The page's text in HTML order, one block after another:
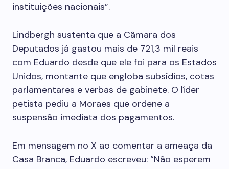
instituições nacionais”.
Lindbergh sustenta que a Câmara dos
Deputados já gastou mais de 721,3 mil reais
com Eduardo desde que ele foi para os Estados
Unidos, montante que engloba subsídios, cotas
parlamentares e verbas de gabinete. O líder
petista pediu a Moraes que ordene a
suspensão imediata dos pagamentos.
Em mensagem no X ao comentar a ameaça da
Casa Branca, Eduardo escreveu: “Não esperem